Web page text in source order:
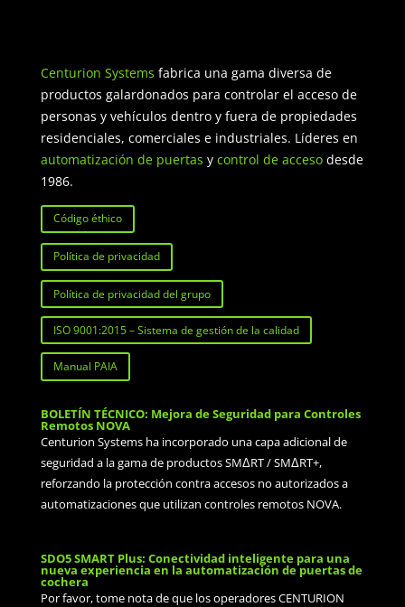
Centurion Systems fabrica una gama diversa de
productos galardonados para controlar el acceso de
personas y vehículos dentro y fuera de propiedades
residenciales, comerciales e industriales. Líderes en
automatización de puertas y control de accesodesde
1986.
Código éthico
Política de privacidad
Política de privacidad del grupo
ISO 9001:2015 – Sistema de gestión de la calidad
Manual PAIA
BOLETÍN TÉCNICO: Mejora de Seguridad para Controles
Remotos NOVA
Centurion Systems ha incorporado una capa adicional de
seguridad a la gama de productos SMΔRT / SMΔRT+,
reforzando la protección contra accesos no autorizados a
automatizaciones que utilizan controles remotos NOVA.
SDO5 SMART Plus: Conectividad inteligente para una
nueva experiencia en la automatización de puertas de
cochera
Por favor, tome nota de que los operadores CENTURION